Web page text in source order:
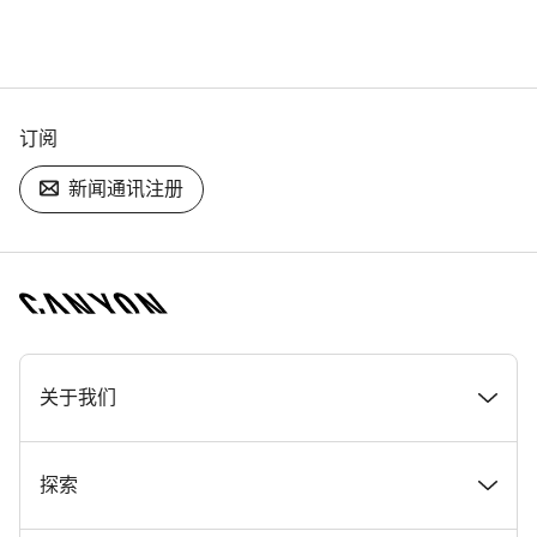
订阅
新闻通讯注册
[footer.linksList.title]
关于我们
奖项
探索